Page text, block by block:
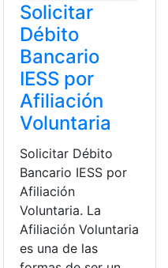
Solicitar
Débito
Bancario
IESS por
Afiliación
Voluntaria
Solicitar Débito
Bancario IESS por
Afiliación
Voluntaria. La
Afiliación Voluntaria
es una de las